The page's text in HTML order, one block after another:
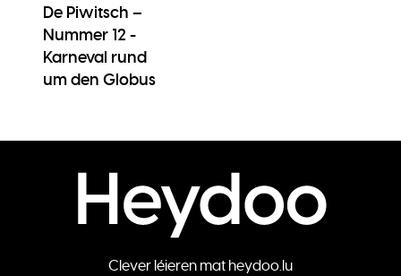
De Piwitsch –
Nummer 12 -
Karneval rund
um den Globus
Clever léieren mat heydoo.lu